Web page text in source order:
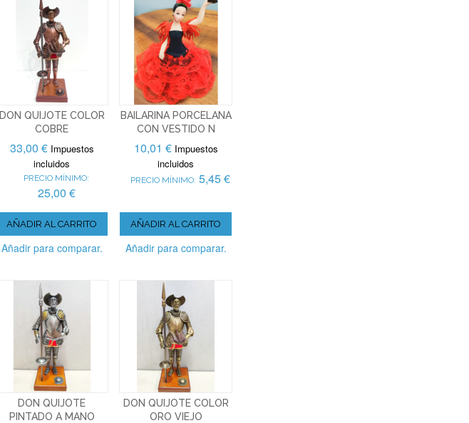
DON QUIJOTE COLOR
COBRE
33,00 € Impuestos
incluidos
PRECIO MÍNIMO:
25,00 €
AÑADIR AL CARRITO
Añadir para comparar.
BAILARINA PORCELANA
CON VESTIDO N
10,01 € Impuestos
incluidos
PRECIO MÍNIMO: 5,45 €
AÑADIR AL CARRITO
Añadir para comparar.
DON QUIJOTE
PINTADO A MANO
DON QUIJOTE COLOR
ORO VIEJO